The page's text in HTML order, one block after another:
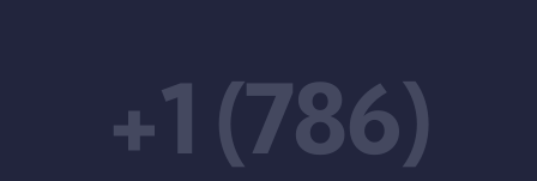
+1 (786)